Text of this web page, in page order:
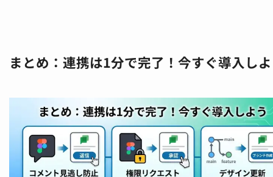
まとめ：連携は1分で完了！今すぐ導入し